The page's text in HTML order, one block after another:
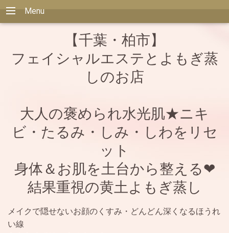
Menu
【千葉・柏市】
フェイシャルエステとよもぎ蒸
しのお店
大人の褒められ水光肌★ニキ
ビ・たるみ・しみ・しわをリセ
ット
身体＆お肌を土台から整える❤
結果重視の黄土よもぎ蒸し
メイクで隠せないお顔のくすみ・どんどん深くなるほうれ
い線